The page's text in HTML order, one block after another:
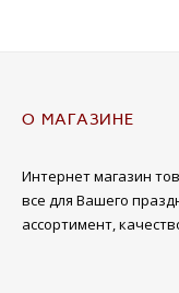
О МАГАЗИНЕ
Интернет магазин
все для Вашего
ассортимент,